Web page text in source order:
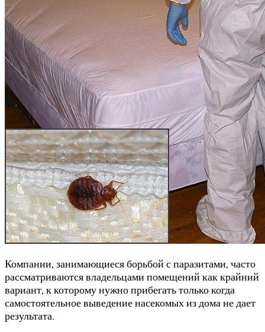
Компании, занимающиеся борьбой с паразитами, часто
рассматриваются владельцами помещений как крайний
вариант, к которому нужно прибегать только когда
самостоятельное выведение насекомых из дома не дает
результата.